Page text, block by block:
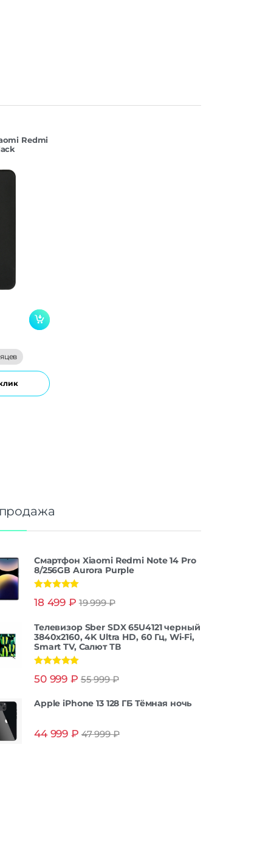
Redmi
Смартфон Xiaomi Redmi Note 14 Pro
8/256GB Aurora Purple
из 5
18 499 ₽ 19 999₽
Телевизор Sber SDX 65U4121 черный
3840x2160, 4K Ultra HD, 60 Гц, Wi-Fi,
Smart TV, Салют ТВ
из 5
50 999 ₽ 55 999₽
Apple iPhone 13 128 ГБ Тёмная ночь
44 999 ₽ 47 999₽